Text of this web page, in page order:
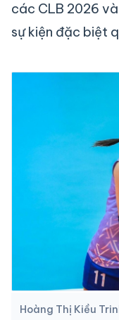
các CLB 2026
sự kiện đặc biệt
Hoàng Thị Kiều